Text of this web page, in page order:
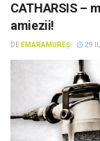
CATHARSIS –
amiezii!
DE EMARAMUREȘ 29